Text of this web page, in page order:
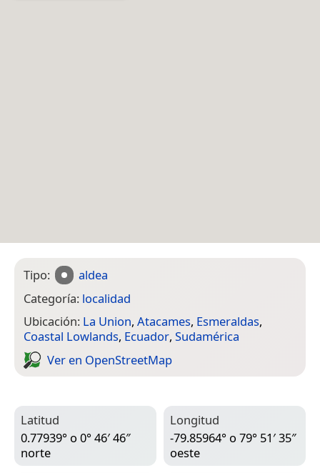
Tipo:
aldea
Categoría: localidad
Ubicación: La Union, Atacames, Esmeraldas,
Coastal Lowlands, Ecuador, Sudamérica
Ver en Open­Street­Map
Latitud
0.77939° o 0° 46′ 46″
norte
Longitud
-79.85964° o 79° 51′ 35″
oeste